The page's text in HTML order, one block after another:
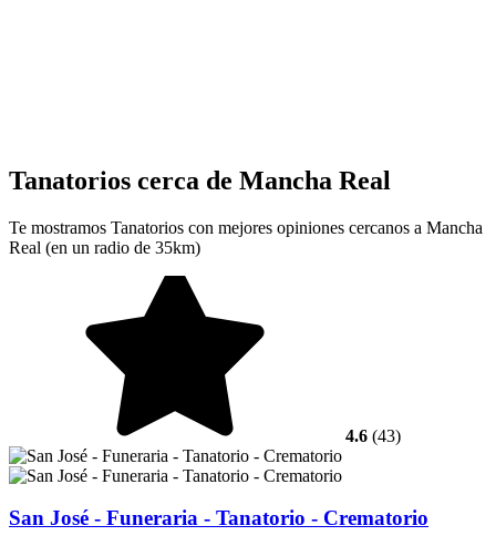
Tanatorios cerca de Mancha Real
Te mostramos Tanatorios con mejores opiniones cercanos a Mancha
Real (en un radio de 35km)
4.6 (43)
San José - Funeraria - Tanatorio - Crematorio